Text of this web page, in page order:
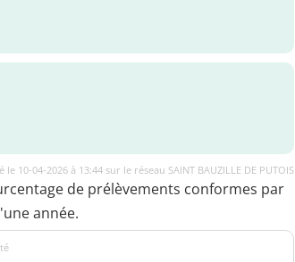
10-04-2026 à 13:44 sur le réseau SAINT BAUZILLE DE PUTOIS
de prélèvements conformes par
année.